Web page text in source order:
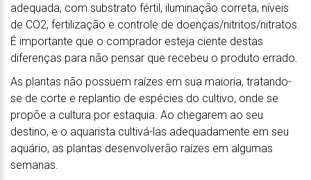
adequada, com substrato fértil, iluminação correta, níveis
de CO2, fertilização e controle de doenças/nitritos/nitratos.
É importante que o comprador esteja ciente destas
diferenças para não pensar que recebeu o produto errado.
As plantas não possuem raízes em sua maioria, tratando-
se de corte e replantio de espécies do cultivo, onde se
propõe a cultura por estaquia. Ao chegarem ao seu
destino, e o aquarista cultivá-las adequadamente em seu
aquário, as plantas desenvolverão raízes em algumas
semanas.